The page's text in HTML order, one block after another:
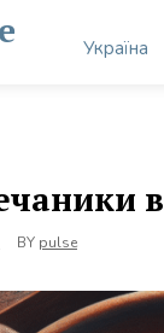
Україна
BY pulse